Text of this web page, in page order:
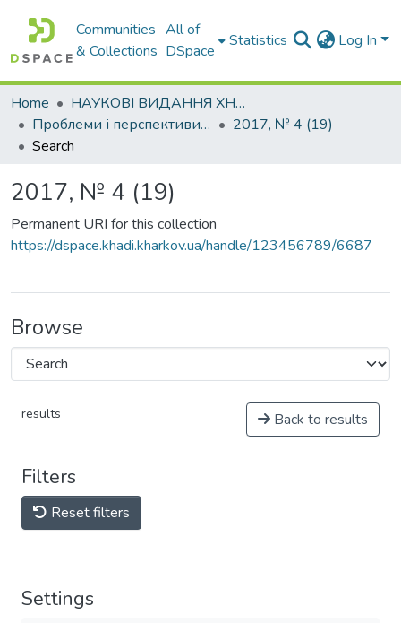
Communities
& Collections
All of
DSpace
Statistics Log In
Home
НАУКОВІ ВИДАННЯ ХНАДУ
Проблеми і перспективи розвитку підприємництва
2017, № 4 (19)
Search
2017, № 4 (19)
Permanent URI for this collection
https://dspace.khadi.kharkov.ua/handle/123456789/6687
Browse
results Back to results
Filters
Reset filters
Settings